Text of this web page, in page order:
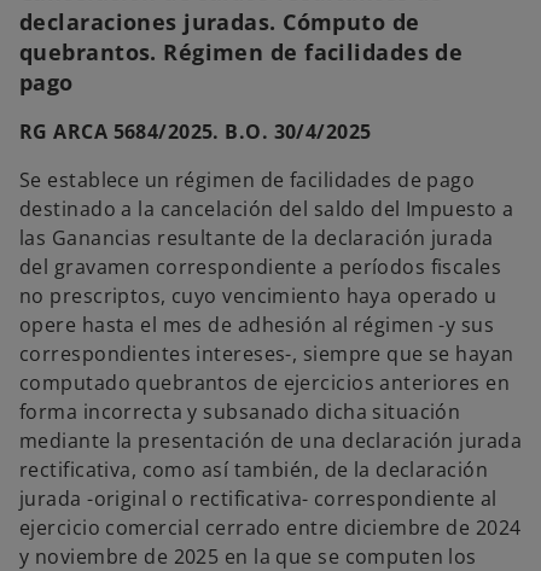
declaraciones juradas. Cómputo de
quebrantos. Régimen de facilidades de
pago
RG ARCA 5684/2025. B.O. 30/4/2025
Se establece un régimen de facilidades de pago
destinado a la cancelación del saldo del Impuesto a
las Ganancias resultante de la declaración jurada
del gravamen correspondiente a períodos fiscales
no prescriptos, cuyo vencimiento haya operado u
opere hasta el mes de adhesión al régimen -y sus
correspondientes intereses-, siempre que se hayan
computado quebrantos de ejercicios anteriores en
forma incorrecta y subsanado dicha situación
mediante la presentación de una declaración jurada
rectificativa, como así también, de la declaración
jurada -original o rectificativa- correspondiente al
ejercicio comercial cerrado entre diciembre de 2024
y noviembre de 2025 en la que se computen los